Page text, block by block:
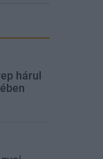
hárul